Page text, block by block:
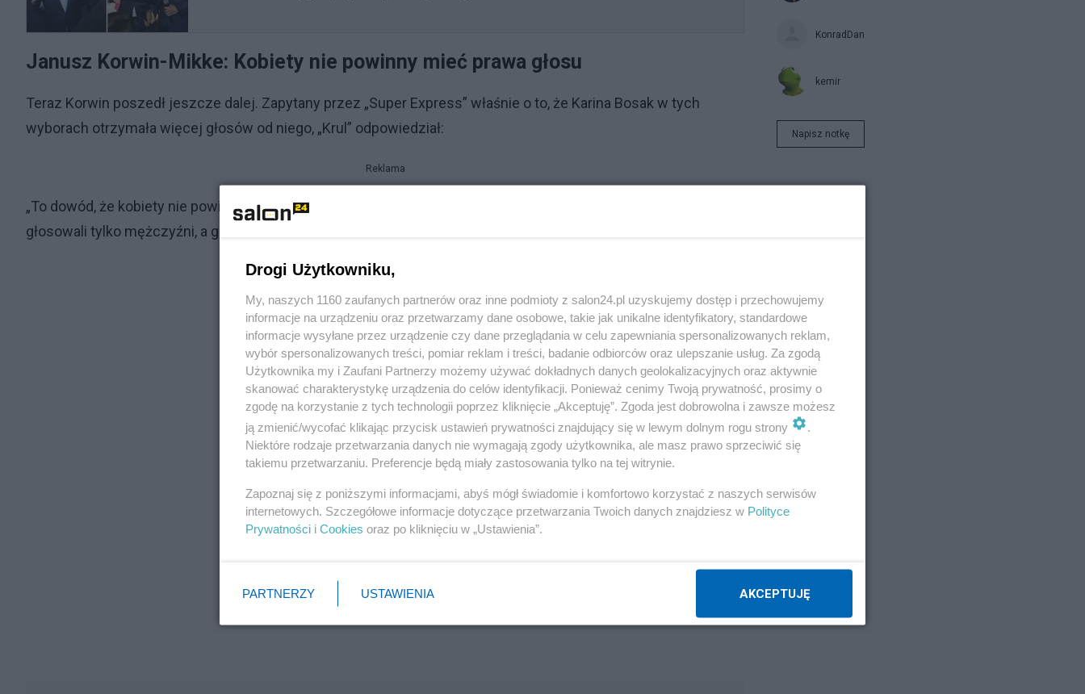
Janusz Korwin-Mikke: Kobiety nie powinny mieć prawa głosu
Teraz Korwin poszedł jeszcze dalej. Zapytany przez „Super Express” właśnie o to, że Karina Bosak w tych
wyborach otrzymała więcej głosów od niego, „Krul” odpowiedział:
Reklama
„To dowód, że kobiety nie powinny mieć prawa głosu. Niech Pan przejrzy wyniki w USA - Trump wygrałby, gdyby
głosowali tylko mężczyźni, a gdyby kobiety - w żadnym!”.
KonradDan
kemir
Napisz notkę
Drogi Użytkowniku,
My, naszych 1160 zaufanych partnerów oraz inne podmioty z salon24.pl uzyskujemy dostęp i przechowujemy
informacje na urządzeniu oraz przetwarzamy dane osobowe, takie jak unikalne identyfikatory, standardowe
informacje wysyłane przez urządzenie czy dane przeglądania w celu zapewniania spersonalizowanych reklam,
wybór spersonalizowanych treści, pomiar reklam i treści, badanie odbiorców oraz ulepszanie usług. Za zgodą
Użytkownika my i Zaufani Partnerzy możemy używać dokładnych danych geolokalizacyjnych oraz aktywnie
skanować charakterystykę urządzenia do celów identyfikacji. Ponieważ cenimy Twoją prywatność, prosimy o
zgodę na korzystanie z tych technologii poprzez kliknięcie „Akceptuję”. Zgoda jest dobrowolna i zawsze możesz
ją zmienić/wycofać klikając przycisk ustawień prywatności znajdujący się w lewym dolnym rogu strony
.
Niektóre rodzaje przetwarzania danych nie wymagają zgody użytkownika, ale masz prawo sprzeciwić się
takiemu przetwarzaniu. Preferencje będą miały zastosowania tylko na tej witrynie.
Zapoznaj się z poniższymi informacjami, abyś mógł świadomie i komfortowo korzystać z naszych serwisów
internetowych. Szczegółowe informacje dotyczące przetwarzania Twoich danych znajdziesz w Polityce
Prywatności i Cookies oraz po kliknięciu w „Ustawienia”.
PARTNERZY USTAWIENIA AKCEPTUJĘ